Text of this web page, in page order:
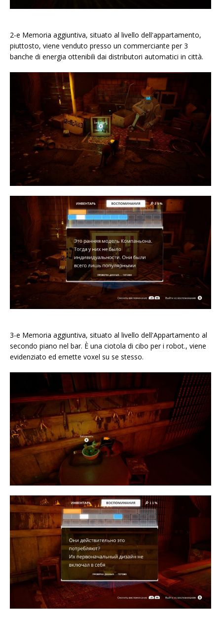
2-e Memoria aggiuntiva, situato al livello dell'appartamento,
piuttosto, viene venduto presso un commerciante per 3
banche di energia ottenibili dai distributori automatici in città.
3-e Memoria aggiuntiva, situato al livello dell'Appartamento al
secondo piano nel bar. È una ciotola di cibo per i robot., viene
evidenziato ed emette voxel su se stesso.